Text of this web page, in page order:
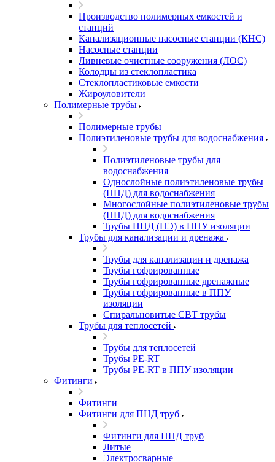
Производство полимерных емкостей и
станций
Канализационные насосные станции (КНС)
Насосные станции
Ливневые очистные сооружения (ЛОС)
Колодцы из стеклопластика
Стеклопластиковые емкости
Жироуловители
Полимерные трубы
Полимерные трубы
Полиэтиленовые трубы для водоснабжения
Полиэтиленовые трубы для
водоснабжения
Однослойные полиэтиленовые трубы
(ПНД) для водоснабжения
Многослойные полиэтиленовые трубы
(ПНД) для водоснабжения
Трубы ПНД (ПЭ) в ППУ изоляции
Трубы для канализации и дренажа
Трубы для канализации и дренажа
Трубы гофрированные
Трубы гофрированные дренажные
Трубы гофрированные в ППУ
изоляции
Спиральновитые СВТ трубы
Трубы для теплосетей
Трубы для теплосетей
Трубы PE-RT
Трубы PE-RT в ППУ изоляции
Фитинги
Фитинги
Фитинги для ПНД труб
Фитинги для ПНД труб
Литые
Электросварные